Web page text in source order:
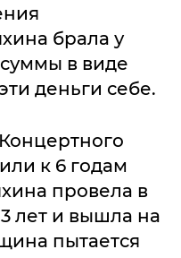
брала у
в виде
деньги себе.
к 6 годам
провела в
лет и вышла на
пытается